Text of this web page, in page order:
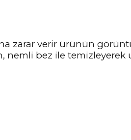
zarar verir ürünün
nemli bez ile temizleyerek